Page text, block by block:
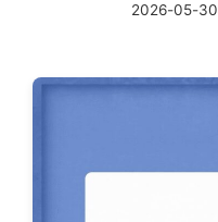
2026-05-30